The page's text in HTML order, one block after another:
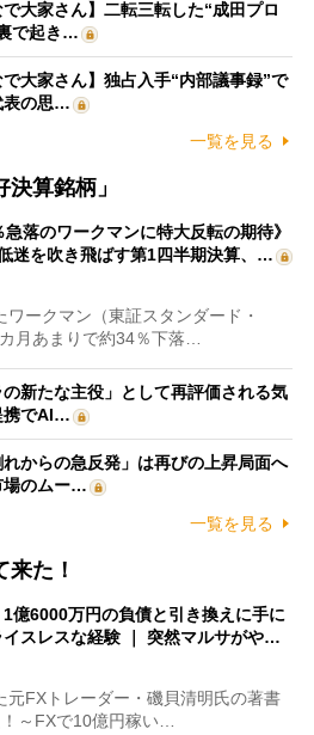
で大家さん】二転三転した“成田プロ
で起き…
で大家さん】独占入手“内部議事録”で
表の思…
一覧を見る
算銘柄」
急落のワークマンに特大反転の期待》
迷を吹き飛ばす第1四半期決算、…
ークマン（東証スタンダード・
月あまりで約34％下落…
新たな主役」として再評価される気
携でAI…
からの急反発」は再びの上昇局面へ
のムー…
一覧を見る
た！
1億6000万円の負債と引き換えに手に
イスレスな経験 ｜ 突然マルサがや…
FXトレーダー・磯貝清明氏の著書
～FXで10億円稼い…